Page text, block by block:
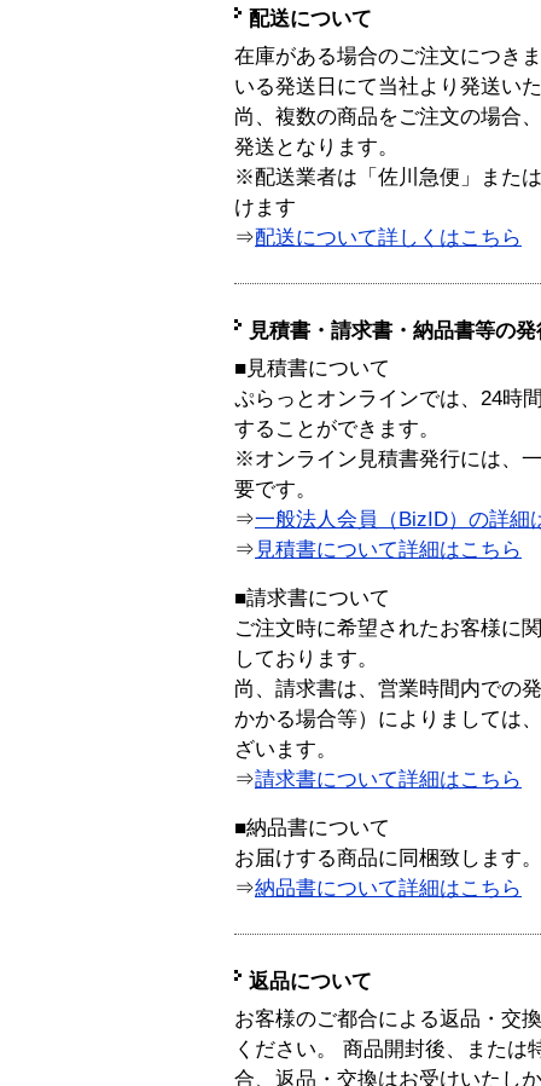
配送について
在庫がある場合のご注文につき
いる発送日にて当社より発送い
尚、複数の商品をご注文の場合
発送となります。
※配送業者は「佐川急便」また
けます
⇒配送について詳しくはこちら
見積書・請求書・納品書等の
■見積書について
ぷらっとオンラインでは、24時
することができます。
※オンライン見積書発行には、
要です。
⇒一般法人会員（BizID）の詳細
⇒ 見積書について詳細はこちら
■請求書について
ご注文時に希望されたお客様に
しております。
尚、請求書は、営業時間内での
かかる場合等）によりましては
ざいます。
⇒請求書について詳細はこちら
■納品書について
お届けする商品に同梱致します。
⇒納品書について詳細はこちら
返品について
お客様のご都合による返品・交
ください。 商品開封後、または
合、返品・交換はお受けいたし